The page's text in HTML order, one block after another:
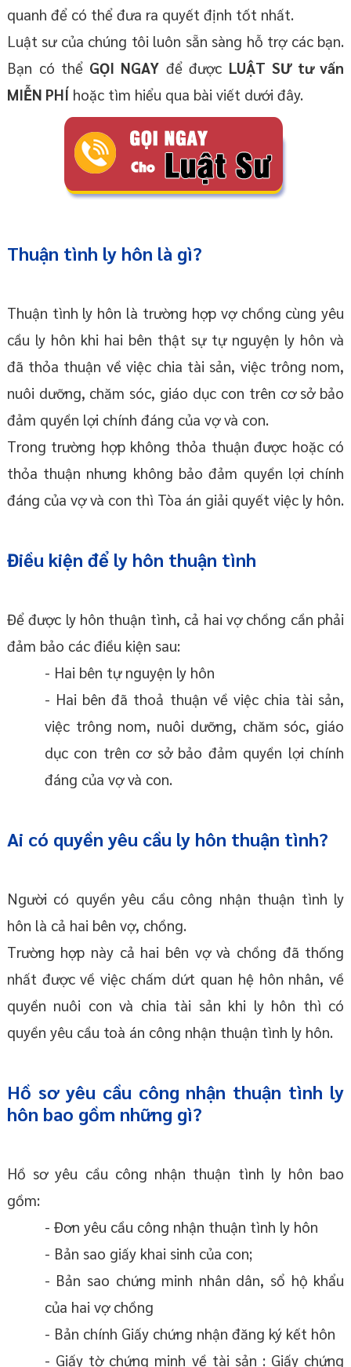
quanh để có thể đưa ra quyết định tốt nhất.
Luật sư của chúng tôi luôn sẵn sàng hỗ trợ các bạn.
Bạn có thể GỌI NGAYđể được LUẬT SƯ tư vấn
MIỄN PHÍhoặc tìm hiểu qua bài viết dưới đây.
Thuận tình ly hôn là gì?
Thuận tình ly hôn là trường hợp vợ chồng cùng yêu
cầu ly hôn khi hai bên thật sự tự nguyện ly hôn và
đã thỏa thuận về việc chia tài sản, việc trông nom,
nuôi dưỡng, chăm sóc, giáo dục con trên cơ sở bảo
đảm quyền lợi chính đáng của vợ và con.
Trong trường hợp không thỏa thuận được hoặc có
thỏa thuận nhưng không bảo đảm quyền lợi chính
đáng của vợ và con thì Tòa án giải quyết việc ly hôn.
Điều kiện để ly hôn thuận tình
Để được ly hôn thuận tình, cả hai vợ chồng cần phải
đảm bảo các điều kiện sau:
- Hai bên tự nguyện ly hôn
- Hai bên đã thoả thuận về việc chia tài sản,
việc trông nom, nuôi dưỡng, chăm sóc, giáo
dục con trên cơ sở bảo đảm quyền lợi chính
đáng của vợ và con.
Ai có quyền yêu cầu ly hôn thuận tình?
Người có quyền yêu cầu công nhận thuận tình ly
hôn là cả hai bên vợ, chồng.
Trường hợp này cả hai bên vợ và chồng đã thống
nhất được về việc chấm dứt quan hệ hôn nhân, về
quyền nuôi con và chia tài sản khi ly hôn thì có
quyền yêu cầu toà án công nhận thuận tình ly hôn.
Hồ sơ yêu cầu công nhận thuận tình ly
hôn bao gồm những gì?
Hồ sơ yêu cầu công nhận thuận tình ly hôn bao
gồm:
- Đơn yêu cầu công nhận thuận tình ly hôn
- Bản sao giấy khai sinh của con;
- Bản sao chứng minh nhân dân, sổ hộ khẩu
của hai vợ chồng
- Bản chính Giấy chứng nhận đăng ký kết hôn
- Giấy tờ chứng minh về tài sản : Giấy chứng